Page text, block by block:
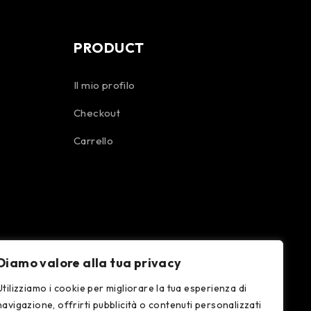
valore alla tua privacy
i cookie per migliorare la tua esperienza di
offrirti pubblicità o contenuti personalizzati
PRODUCT
Il mio profilo
Checkout
Carrello